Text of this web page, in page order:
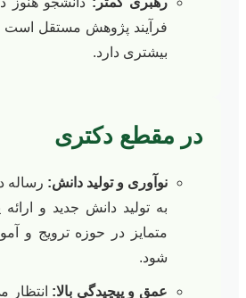
فرآیند پژوهش مستقل است و
بیشتری دارد.
در مقطع دکتری
نوآوری و تولید دانش: رساله
به تولید دانش جدید و
متمایز در حوزه ترویج و
شود.
عمق و پیچیدگی بالا: انتظار